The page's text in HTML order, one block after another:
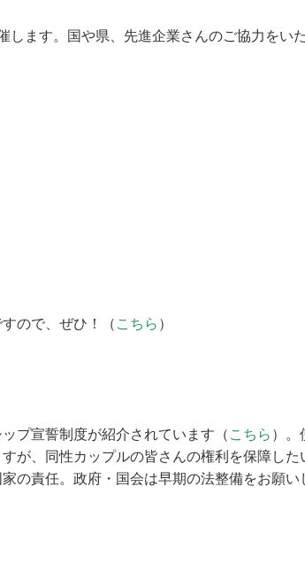
します。国や県、先進企業さんのご協力をい
ので、ぜひ！（ こちら ）
プ宣誓制度が紹介されています（ こちら ）。
が、同性カップルの皆さんの権利を保障した
の責任。政府・国会は早期の法整備をお願い